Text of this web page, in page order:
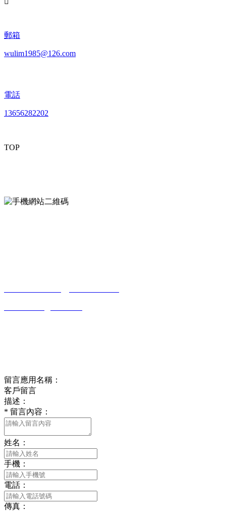
郵箱
wulim1985@126.com
電話
13656282202
TOP
留言應用名稱：
客戶留言
描述：
* 留言內容：
姓名：
手機：
電話：
傳真：